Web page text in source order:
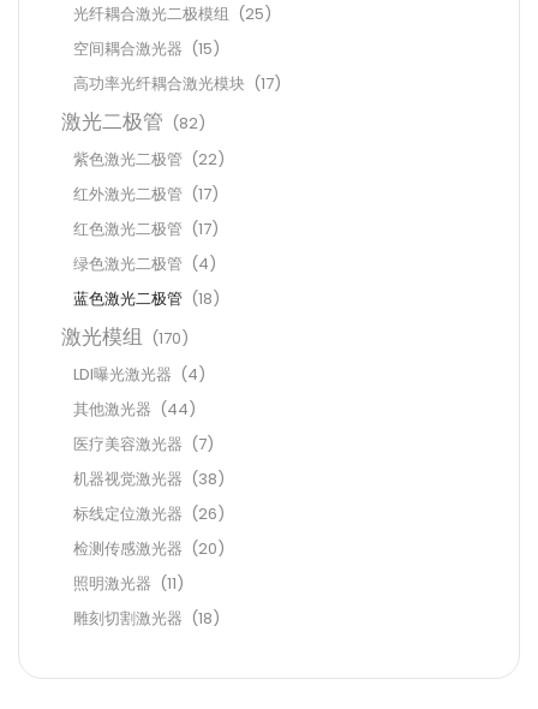
光纤耦合激光二极模组 (25)
空间耦合激光器 (15)
高功率光纤耦合激光模块 (17)
激光二极管 (82)
紫色激光二极管 (22)
红外激光二极管 (17)
红色激光二极管 (17)
绿色激光二极管 (4)
蓝色激光二极管 (18)
激光模组 (170)
LDI曝光激光器 (4)
其他激光器 (44)
医疗美容激光器 (7)
机器视觉激光器 (38)
标线定位激光器 (26)
检测传感激光器 (20)
照明激光器 (11)
雕刻切割激光器 (18)